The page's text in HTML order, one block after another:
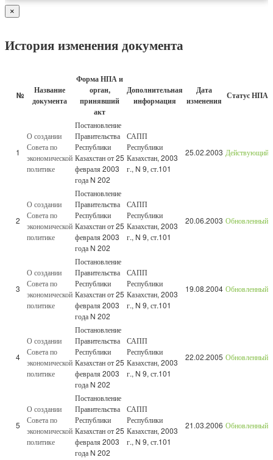
×
История изменения документа
№
Название
документа
Форма НПА и
орган,
принявший
акт
Дополнительная
информация
Дата
изменения Статус НПА
1
О создании
Совета по
экономической
политике
Постановление
Правительства
Республики
Казахстан от 25
февраля 2003
года N 202
САПП
Республики
Казахстан, 2003
г., N 9, ст.101
25.02.2003 Действующий
2
О создании
Совета по
экономической
политике
Постановление
Правительства
Республики
Казахстан от 25
февраля 2003
года N 202
САПП
Республики
Казахстан, 2003
г., N 9, ст.101
20.06.2003 Обновленный
3
О создании
Совета по
экономической
политике
Постановление
Правительства
Республики
Казахстан от 25
февраля 2003
года N 202
САПП
Республики
Казахстан, 2003
г., N 9, ст.101
19.08.2004 Обновленный
4
О создании
Совета по
экономической
политике
Постановление
Правительства
Республики
Казахстан от 25
февраля 2003
года N 202
САПП
Республики
Казахстан, 2003
г., N 9, ст.101
22.02.2005 Обновленный
5
О создании
Совета по
экономической
политике
Постановление
Правительства
Республики
Казахстан от 25
февраля 2003
года N 202
САПП
Республики
Казахстан, 2003
г., N 9, ст.101
21.03.2006 Обновленный